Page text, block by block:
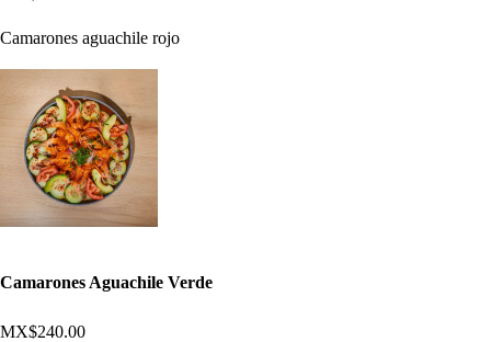
Camarones aguachile rojo
Camarones Aguachile Verde
MX$240.00